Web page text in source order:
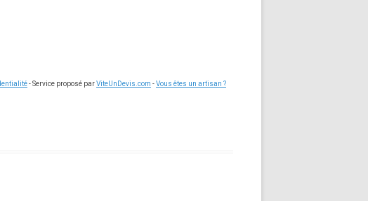
- Service proposé parViteUnDevis.com -Vous êtes un artisan ?